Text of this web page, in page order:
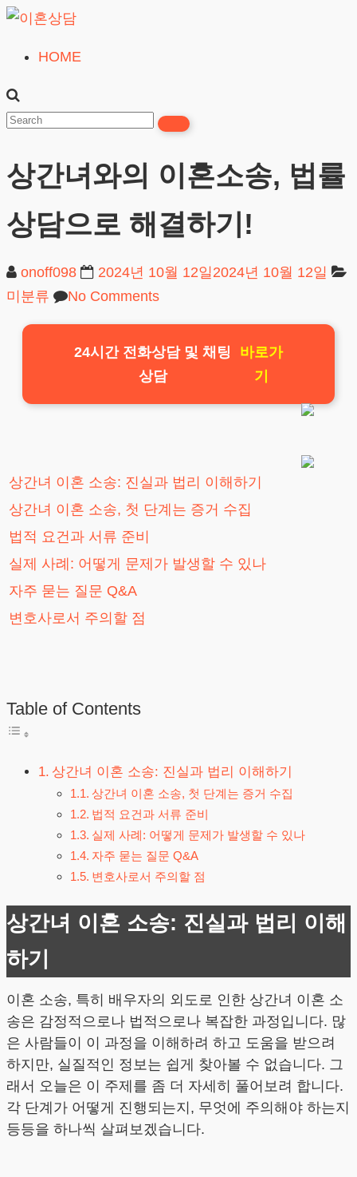
Skip
content
혼
상
24시간365일
HOME
상간녀와의 이혼소송, 법률
상담으로 해결하기!
onoff098 2024년 10월 12일 2024년 10월 12일
미분류
No Comments
24시간 전화상담 및 채팅
상담
바로가
기
상간녀 이혼 소송: 진실과 법리 이해하기
상간녀 이혼 소송, 첫 단계는 증거 수집
법적 요건과 서류 준비
실제 사례: 어떻게 문제가 발생할 수 있나
자주 묻는 질문 Q&A
변호사로서 주의할 점
Table of Contents
상간녀 이혼 소송: 진실과 법리 이해하기
상간녀 이혼 소송, 첫 단계는 증거 수집
법적 요건과 서류 준비
실제 사례: 어떻게 문제가 발생할 수 있나
자주 묻는 질문 Q&A
변호사로서 주의할 점
상간녀 이혼 소송: 진실과 법리 이해
하기
이혼 소송, 특히 배우자의 외도로 인한 상간녀 이혼 소
송은 감정적으로나 법적으로나 복잡한 과정입니다. 많
은 사람들이 이 과정을 이해하려 하고 도움을 받으려
하지만, 실질적인 정보는 쉽게 찾아볼 수 없습니다. 그
래서 오늘은 이 주제를 좀 더 자세히 풀어보려 합니다.
각 단계가 어떻게 진행되는지, 무엇에 주의해야 하는지
등등을 하나씩 살펴보겠습니다.